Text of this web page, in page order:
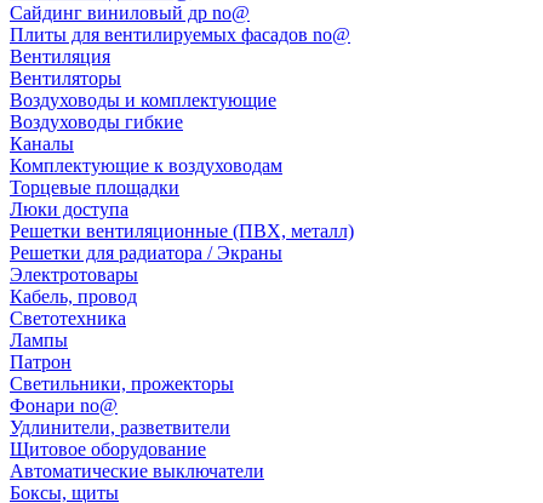
Сайдинг виниловый др no@
Плиты для вентилируемых фасадов no@
Вентиляция
Вентиляторы
Воздуховоды и комплектующие
Воздуховоды гибкие
Каналы
Комплектующие к воздуховодам
Торцевые площадки
Люки доступа
Решетки вентиляционные (ПВХ, металл)
Решетки для радиатора / Экраны
Электротовары
Кабель, провод
Светотехника
Лампы
Патрон
Светильники, прожекторы
Фонари no@
Удлинители, разветвители
Щитовое оборудование
Автоматические выключатели
Боксы, щиты